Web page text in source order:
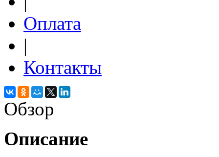
Оплата
|
Контакты
Обзор
Описание